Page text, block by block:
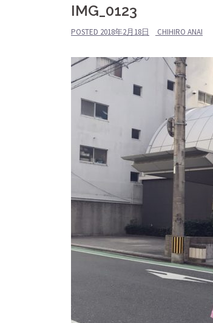
IMG_0123
POSTED 2018年2月18日 CHIHIRO ANAI